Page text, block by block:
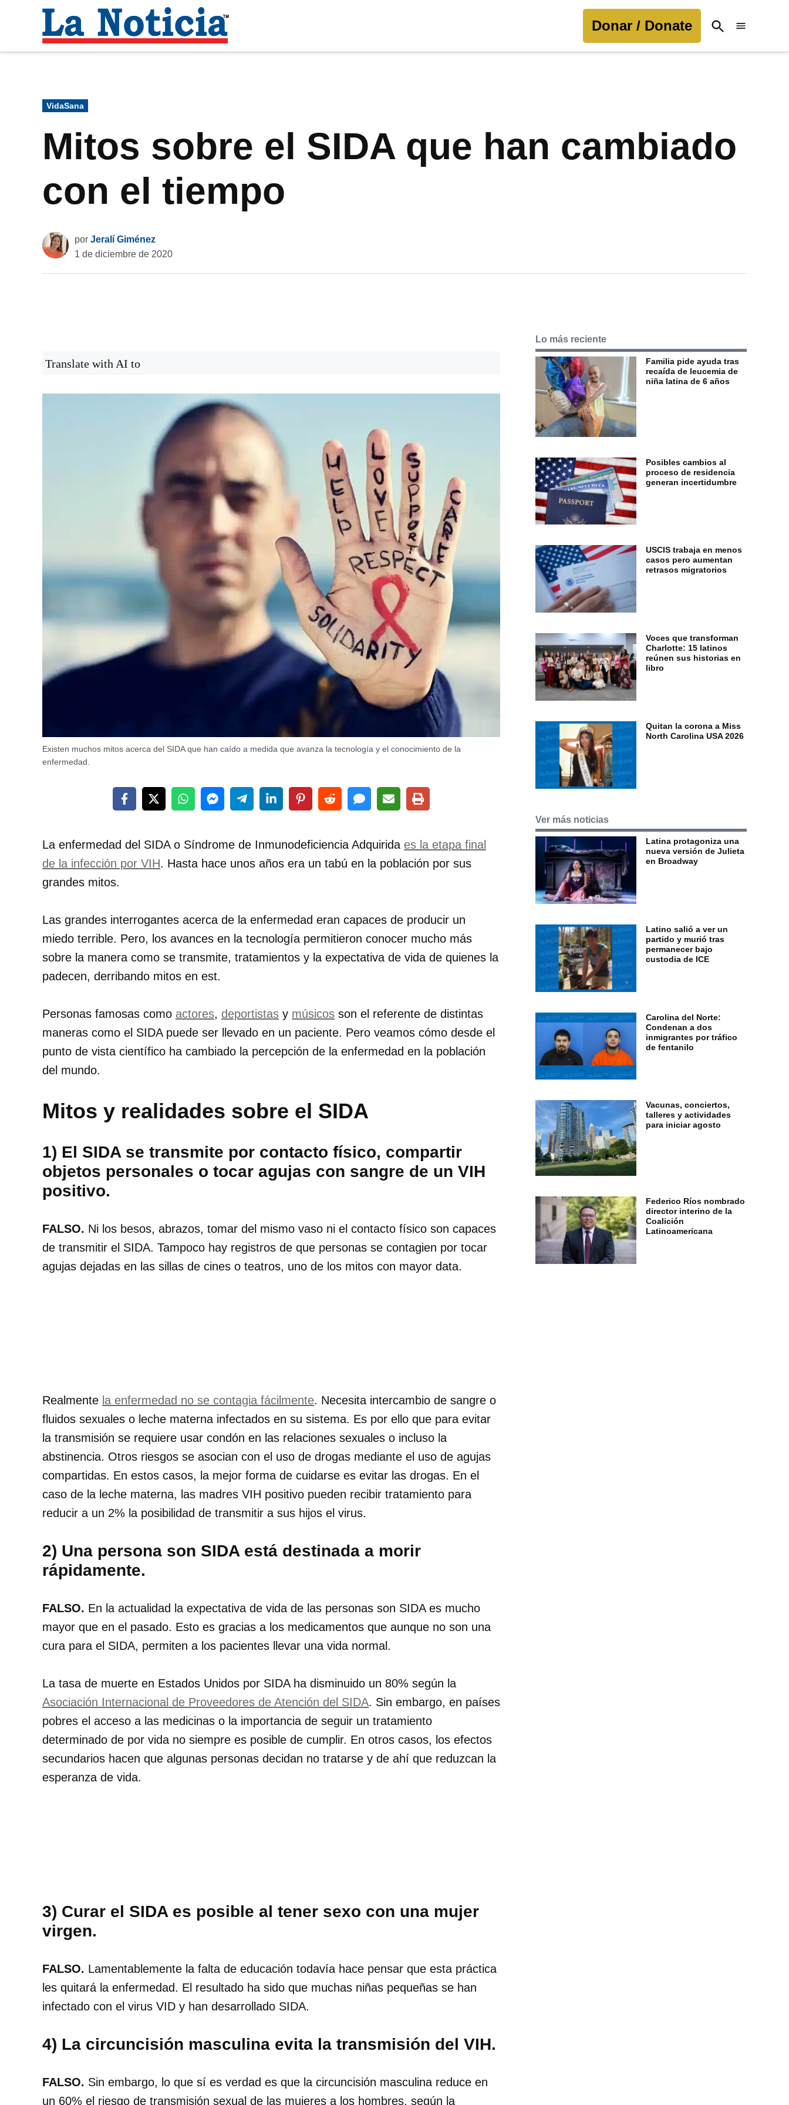
contenido
Noticia
Donar / Donate
Open
Search
Publicado
en
VidaSana
Mitos sobre el SIDA que han cambiado
con el tiempo
por Jeralí Giménez
1 de diciembre de 2020
Translate with AI to
Existen muchos mitos acerca del SIDA que han caído a medida que avanza la tecnología y el conocimiento de la
enfermedad.
La enfermedad del SIDA o Síndrome de Inmunodeficiencia Adquirida es la etapa final
de la infección por VIH. Hasta hace unos años era un tabú en la población por sus
grandes mitos.
Las grandes interrogantes acerca de la enfermedad eran capaces de producir un
miedo terrible. Pero, los avances en la tecnología permitieron conocer mucho más
sobre la manera como se transmite, tratamientos y la expectativa de vida de quienes la
padecen, derribando mitos en est.
Personas famosas como actores, deportistas y músicos son el referente de distintas
maneras como el SIDA puede ser llevado en un paciente. Pero veamos cómo desde el
punto de vista científico ha cambiado la percepción de la enfermedad en la población
del mundo.
Mitos y realidades sobre el SIDA
1) El SIDA se transmite por contacto físico, compartir
objetos personales o tocar agujas con sangre de un VIH
positivo.
FALSO. Ni los besos, abrazos, tomar del mismo vaso ni el contacto físico son capaces
de transmitir el SIDA. Tampoco hay registros de que personas se contagien por tocar
agujas dejadas en las sillas de cines o teatros, uno de los mitos con mayor data.
Realmente la enfermedad no se contagia fácilmente. Necesita intercambio de sangre o
fluidos sexuales o leche materna infectados en su sistema. Es por ello que para evitar
la transmisión se requiere usar condón en las relaciones sexuales o incluso la
abstinencia. Otros riesgos se asocian con el uso de drogas mediante el uso de agujas
compartidas. En estos casos, la mejor forma de cuidarse es evitar las drogas. En el
caso de la leche materna, las madres VIH positivo pueden recibir tratamiento para
reducir a un 2% la posibilidad de transmitir a sus hijos el virus.
2) Una persona son SIDA está destinada a morir
rápidamente.
FALSO. En la actualidad la expectativa de vida de las personas son SIDA es mucho
mayor que en el pasado. Esto es gracias a los medicamentos que aunque no son una
cura para el SIDA, permiten a los pacientes llevar una vida normal.
La tasa de muerte en Estados Unidos por SIDA ha disminuido un 80% según la
Asociación Internacional de Proveedores de Atención del SIDA. Sin embargo, en países
pobres el acceso a las medicinas o la importancia de seguir un tratamiento
determinado de por vida no siempre es posible de cumplir. En otros casos, los efectos
secundarios hacen que algunas personas decidan no tratarse y de ahí que reduzcan la
esperanza de vida.
3) Curar el SIDA es posible al tener sexo con una mujer
virgen.
FALSO. Lamentablemente la falta de educación todavía hace pensar que esta práctica
les quitará la enfermedad. El resultado ha sido que muchas niñas pequeñas se han
infectado con el virus VID y han desarrollado SIDA.
4) La circuncisión masculina evita la transmisión del VIH.
FALSO. Sin embargo, lo que sí es verdad es que la circuncisión masculina reduce en
un 60% el riesgo de transmisión sexual de las mujeres a los hombres, según la
Lo más reciente
Familia pide ayuda tras
recaída de leucemia de
niña latina de 6 años
Posibles cambios al
proceso de residencia
generan incertidumbre
USCIS trabaja en menos
casos pero aumentan
retrasos migratorios
Voces que transforman
Charlotte: 15 latinos
reúnen sus historias en
libro
Quitan la corona a Miss
North Carolina USA 2026
Ver más noticias
Latina protagoniza una
nueva versión de Julieta
en Broadway
Latino salió a ver un
partido y murió tras
permanecer bajo
custodia de ICE
Carolina del Norte:
Condenan a dos
inmigrantes por tráfico
de fentanilo
Vacunas, conciertos,
talleres y actividades
para iniciar agosto
Federico Ríos nombrado
director interino de la
Coalición
Latinoamericana